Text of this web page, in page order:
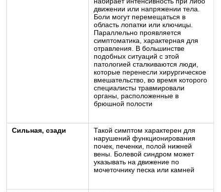
движении или напряжении тела.
Боли могут перемещаться в
область лопатки или ключицы.
Параллельно проявляется
симптоматика, характерная для
отравления. В большинстве
подобных ситуаций с этой
патологией сталкиваются люди,
которые перенесли хирургическое
вмешательство, во время которого
специалисты травмировали
органы, расположенные в
брюшной полости
Сильная, сзади
Такой симптом характерен для
нарушений функционирования
почек, печенки, полой нижней
вены. Болевой синдром может
указывать на движение по
мочеточнику песка или камней